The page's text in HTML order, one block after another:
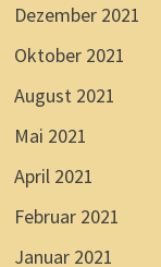
Dezember 2021
Oktober 2021
August 2021
Mai 2021
April 2021
Februar 2021
Januar 2021